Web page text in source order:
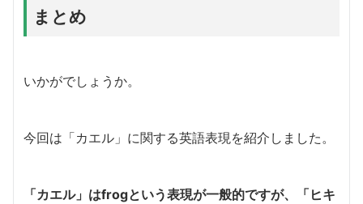
まとめ
いかがでしょうか。
今回は「カエル」に関する英語表現を紹介しました。
「カエル」はfrogという表現が一般的ですが、「ヒキ